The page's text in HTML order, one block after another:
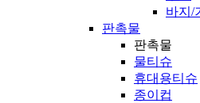
바지/
판촉물
판촉물
물티슈
휴대용티슈
종이컵